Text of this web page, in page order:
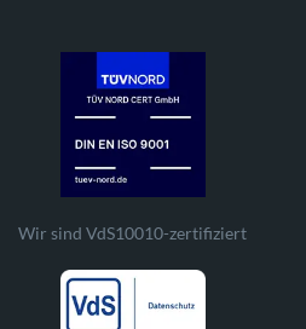
Wir sind VdS10010-zertifiziert